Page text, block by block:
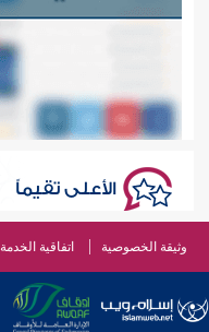
الأعلى تقيماً
وثيقة الخصوصية اتفاقية الخدمة